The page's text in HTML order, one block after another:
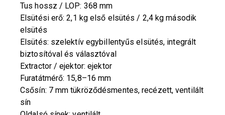
Tus hossz / LOP: 368 mm
Elsütési erő: 2,1 kg első elsütés / 2,4 kg második
elsütés
Elsütés: szelektív egybillentyűs elsütés, integrált
biztosítóval és választóval
Extractor / ejektor: ejektor
Furatátmérő: 15,8–16 mm
Csősín: 7 mm tükröződésmentes, recézett, ventilált
sín